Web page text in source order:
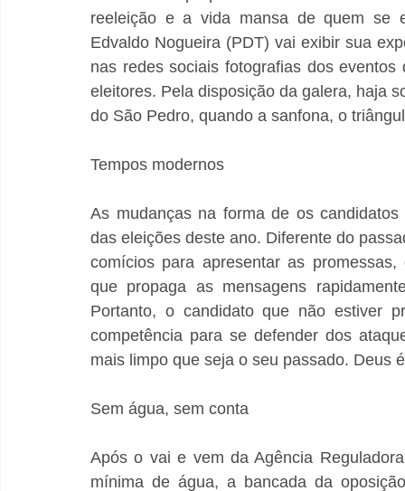
reeleição e a vida mansa de quem se
Edvaldo Nogueira (PDT) vai exibir sua
nas redes sociais fotografias dos
eleitores. Pela disposição da galera, haja
do São Pedro, quando a sanfona, o
Tempos modernos
As mudanças na forma de os
das eleições deste ano. Diferente do
comícios para apresentar as
que propaga as mensagens
Portanto, o candidato que não estiver
competência para se defender dos
mais limpo que seja o seu passado. Deus
Sem água, sem conta
Após o vai e vem da Agência
mínima de água, a bancada da